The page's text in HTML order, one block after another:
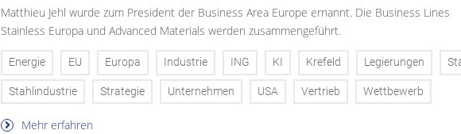
Matthieu Jehl wurde zum President der Business Area Europe ernannt. Die Business Lines
Stainless Europa und Advanced Materials werden zusammengeführt.
Energie EU Europa Industrie ING KI Krefeld Legierungen
Stahlindustrie Strategie Unternehmen USA Vertrieb Wettbewerb
Mehr erfahren